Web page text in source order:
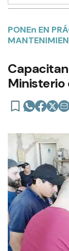
PONEn EN
Ministerio